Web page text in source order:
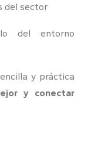
del sector
del entorno
y práctica
y conectar